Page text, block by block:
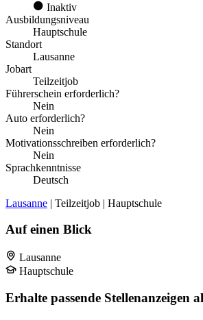
Inaktiv
Ausbildungsniveau
Hauptschule
Standort
Lausanne
Jobart
Teilzeitjob
Führerschein erforderlich?
Nein
Auto erforderlich?
Nein
Motivationsschreiben erforderlich?
Nein
Sprachkenntnisse
Deutsch
Lausanne | Teilzeitjob | Hauptschule
Auf einen Blick
Lausanne
Hauptschule
Erhalte passende Stellenanzeigen